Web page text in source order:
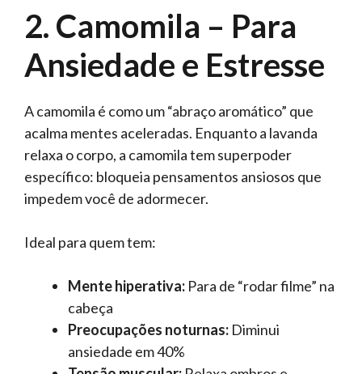
2. Camomila – Para
Ansiedade e Estresse
A camomila é como um “abraço aromático” que
acalma mentes aceleradas. Enquanto a lavanda
relaxa o corpo, a camomila tem superpoder
específico: bloqueia pensamentos ansiosos que
impedem você de adormecer.
Ideal para quem tem:
Mente hiperativa: Para de “rodar filme” na
cabeça
Preocupações noturnas: Diminui
ansiedade em 40%